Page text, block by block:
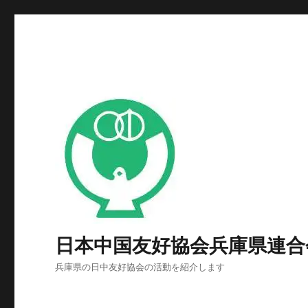
日本中国友好協会兵庫県連
兵庫県の日中友好協会の活動を紹介します